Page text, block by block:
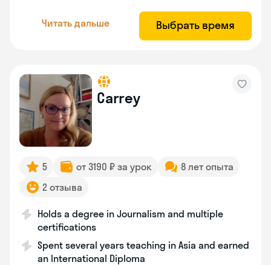
Читать дальше Выбрать время
Carrey
5 от 3190 ₽ за урок
8 лет опыта
2 отзыва
Holds a degree in Journalism and multiple
certifications
Spent several years teaching in Asia and earned
an International Diploma